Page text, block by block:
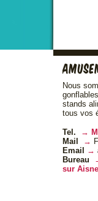
Nous
stands
tous vos
Tel.
Mail
Email
Bureau
sur Aisne